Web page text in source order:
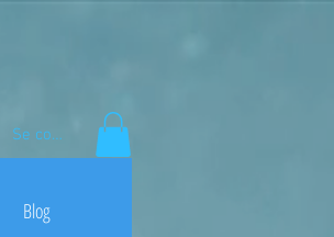
Se connecter
Blog